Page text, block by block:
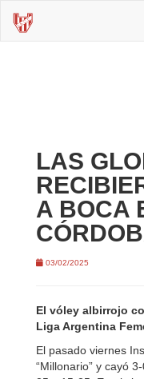
LAS
A BOCA
03/02/2025
El vóley albirrojo
Liga Argentina
El pasado viernes
“Millonario” y cayó